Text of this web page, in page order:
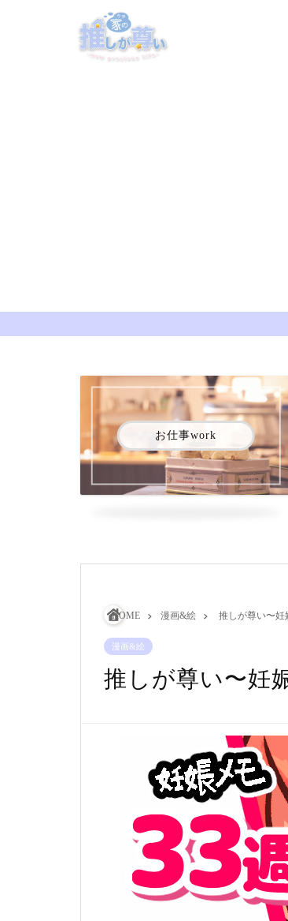
お仕事work
HOME 漫画&絵 推しが尊い〜妊
漫画&絵
推しが尊い〜妊